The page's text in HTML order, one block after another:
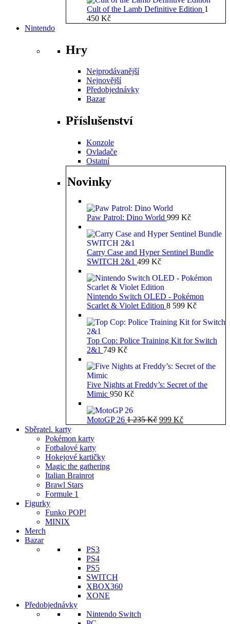
Cult of the Lamb Definitive Edition 1
450 Kč
Nintendo
Hry
Nejprodávanější
Nejnovější
Předobjednávky
Bazar
Příslušenství
Konzole
Ovladače
Ostatní
Novinky
Paw Patrol: Dino World 999 Kč
Carry Case and Hyper Sentinel Bundle
SWITCH 2&1 499 Kč
Nintendo Switch OLED - Pokémon
Scarlet & Violet Edition 8 599 Kč
Top Cop: Police Training Kit for Switch
2&1 749 Kč
Five Nights at Freddy’s: Secret of the
Mimic 950 Kč
MotoGP 26 1 235Kč Původní
999 KčAktuální
Sběratel. karty
Pokémon karty
Fotbalové karty
Hokejové kartičky
Magic the gathering
Italian Brainrot
Brawl Stars
Formule 1
Figurky
Funko POP!
MINIX
Merch
Bazar
PS3
PS4
PS5
SWITCH
XBOX360
XONE
Předobjednávky
Nintendo Switch